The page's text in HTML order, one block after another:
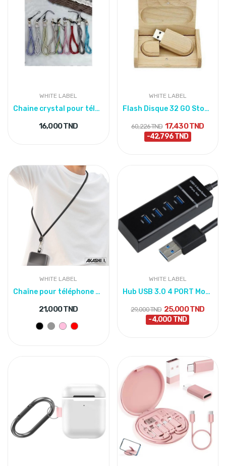
WHITE LABEL
Chaine crystal pour téléphone
16,000 TND
WHITE LABEL
Flash Disque 32 GO Stockage
60,226 TND 17,430 TND
-42,796 TND
WHITE LABEL
Chaîne pour téléphone portable
21,000 TND
WHITE LABEL
Hub USB 3.0 4 PORT Model 303
29,000 TND 25,000 TND
-4,000 TND